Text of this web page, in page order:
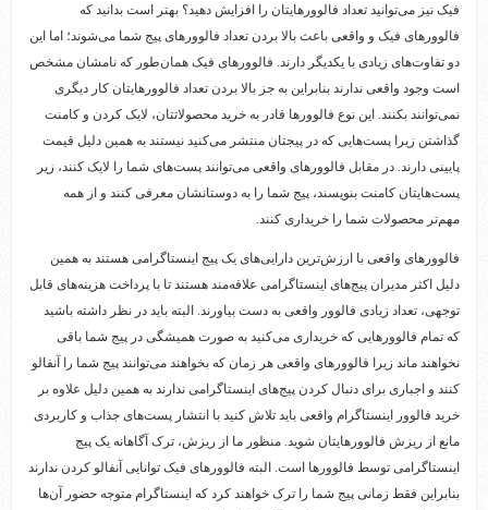
فیک نیز می‌توانید تعداد فالوورهایتان را افزایش دهید؟ بهتر است بدانید که
فالوورهای فیک و واقعی باعث بالا بردن تعداد فالوورهای پیج شما می‌شوند؛ اما این
دو تفاوت‌های زیادی با یکدیگر دارند. فالوورهای فیک همان‌طور که نامشان مشخص
است وجود واقعی ندارند بنابراین به جز بالا بردن تعداد فالوورهایتان کار دیگری
نمی‌توانند بکنند. این نوع فالوورها قادر به خرید محصولاتتان، لایک کردن و کامنت
گذاشتن زیرا پست‌هایی که در پیجتان منتشر می‌کنید نیستند به همین دلیل قیمت
پایینی دارند. در مقابل فالوورهای واقعی می‌توانند پست‌های شما را لایک کنند، زیر
پست‌هایتان کامنت بنویسند، پیج شما را به دوستانشان معرفی کنند و از همه
مهم‌تر محصولات شما را خریداری کنند.
فالوورهای واقعی با ارزش‌ترین دارایی‌های یک پیج اینستاگرامی هستند به همین
دلیل اکثر مدیران پیج‌های اینستاگرامی علاقه‌مند هستند تا با پرداخت هزینه‌های قابل
توجهی، تعداد زیادی فالوور واقعی به دست بیاورند. البته باید در نظر داشته باشید
که تمام فالوورهایی که خریداری می‌کنید به صورت همیشگی در پیج شما باقی
نخواهند ماند زیرا فالوورهای واقعی هر زمان که بخواهند می‌توانند پیج شما را آنفالو
کنند و اجباری برای دنبال کردن پیج‌های اینستاگرامی ندارند به همین دلیل علاوه بر
خرید فالوور اینستاگرام واقعی باید تلاش کنید با انتشار پست‌های جذاب و کاربردی
مانع از ریزش فالوورهایتان شوید. منظور ما از ریزش، ترک آگاهانه یک پیج
اینستاگرامی توسط فالوورها است. البته فالوورهای فیک توانایی آنفالو کردن ندارند
بنابراین فقط زمانی پیج شما را ترک خواهند کرد که اینستاگرام متوجه حضور آن‌ها